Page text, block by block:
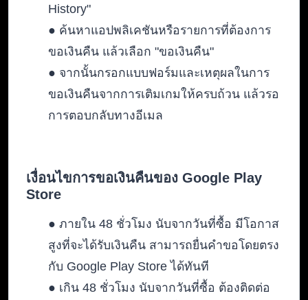
History"
● ค้นหาแอปพลิเคชันหรือรายการที่ต้องการ
ขอเงินคืน แล้วเลือก "ขอเงินคืน"
● จากนั้นกรอกแบบฟอร์มและเหตุผลในการ
ขอเงินคืนจากการเติมเกมให้ครบถ้วน แล้วรอ
การตอบกลับทางอีเมล
เงื่อนไขการขอเงินคืนของ Google Play
Store
● ภายใน 48 ชั่วโมง นับจากวันที่ซื้อ มีโอกาส
สูงที่จะได้รับเงินคืน สามารถยื่นคำขอโดยตรง
กับ Google Play Store ได้ทันที
● เกิน 48 ชั่วโมง นับจากวันที่ซื้อ ต้องติดต่อ